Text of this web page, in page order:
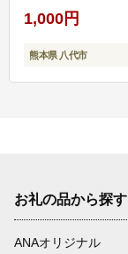
1,000円
熊本県 八代市
お礼の品から探す
ANAオリジナル